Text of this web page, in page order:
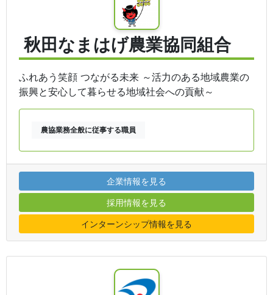
秋田なまはげ農業協同組合
ふれあう笑顔 つながる未来 ～活力のある地域農業の
振興と安心して暮らせる地域社会への貢献～
農協業務全般に従事する職員
企業情報を見る
採用情報を見る
インターンシップ情報を見る